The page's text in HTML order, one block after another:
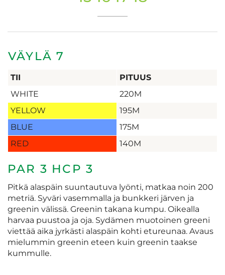
VÄYLÄ 7
TII
PITUUS
WHITE
220M
YELLOW
195M
BLUE
175M
RED
140M
PAR 3 HCP 3
Pitkä alaspäin suuntautuva lyönti, matkaa noin 200
metriä. Syväri vasemmalla ja bunkkeri järven ja
greenin välissä. Greenin takana kumpu. Oikealla
harvaa puustoa ja oja. Sydämen muotoinen greeni
viettää aika jyrkästi alaspäin kohti etureunaa. Avaus
mielummin greenin eteen kuin greenin taakse
kummulle.